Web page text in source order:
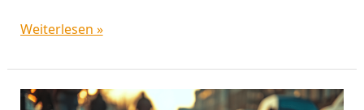
Weiterlesen »
Bond